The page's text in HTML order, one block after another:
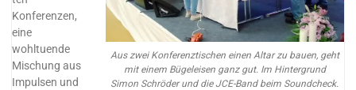
Aus zwei Konferenztischen einen Altar zu bauen, geht
mit einem Bügeleisen ganz gut. Im Hintergrund
Simon Schröder und die JCE-Band beim Soundcheck.
Konferenzen,
eine
wohltuende
Mischung aus
Impulsen und